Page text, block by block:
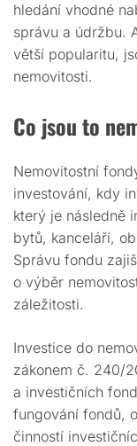
hledání vhodné
správu a údržbu.
větší popularitu,
nemovitosti.
Co jsou to
Nemovitostní
investování, kdy
který je následně
bytů, kanceláří,
Správu fondu
o výběr
záležitosti.
Investice do
zákonem č. 240/
a investičních
fungování fondů,
činností